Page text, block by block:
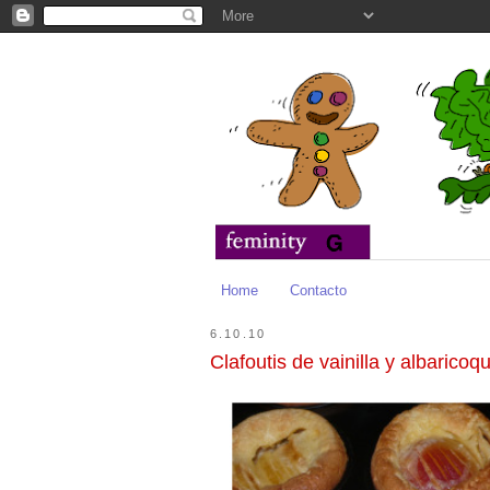
Home Contacto
6.10.10
Clafoutis de vainilla y